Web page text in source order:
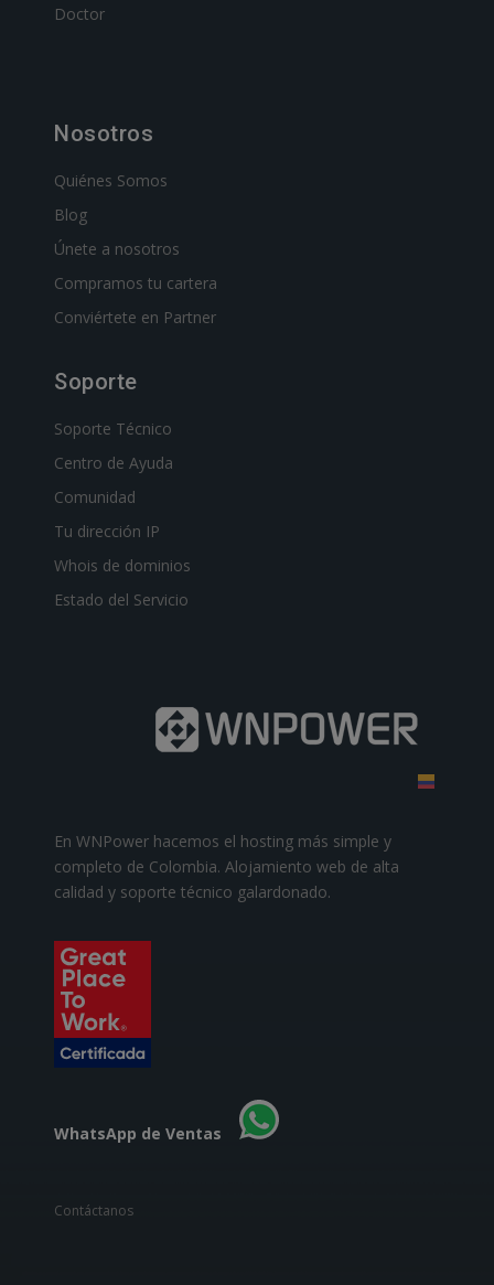
Doctor
Nosotros
Quiénes Somos
Blog
Únete a nosotros
Compramos tu cartera
Conviértete en Partner
Soporte
Soporte Técnico
Centro de Ayuda
Comunidad
Tu dirección IP
Whois de dominios
Estado del Servicio
En WNPower hacemos el hosting más simple y
completo de Colombia. Alojamiento web de alta
calidad y soporte técnico galardonado.
WhatsApp de Ventas
Contáctanos